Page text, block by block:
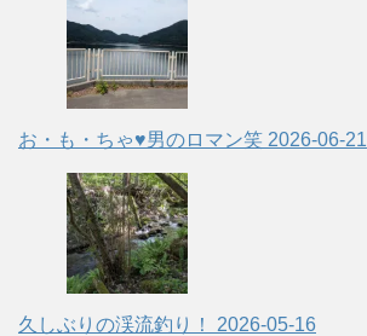
お・も・ちゃ♥男のロマン笑 2026-06-21
久しぶりの渓流釣り！ 2026-05-16